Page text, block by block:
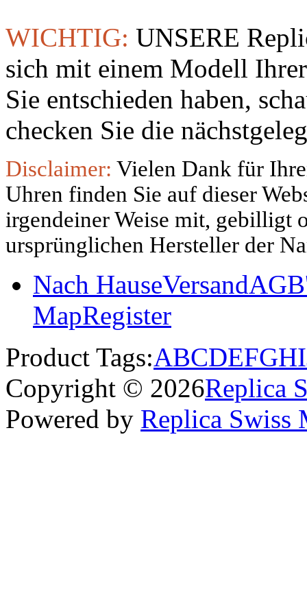
WICHTIG: UNSERE
sich mit einem Modell
Sie entschieden haben,
checken Sie die
Disclaimer: Vielen Dank für
Uhren finden Sie auf dieser
irgendeiner Weise mit, gebilligt
ursprünglichen Hersteller der
Nach HauseVersand
MapRegister
Product Tags:ABCDEFGHI
Copyright © 2026Replica
Powered by Replica Swiss